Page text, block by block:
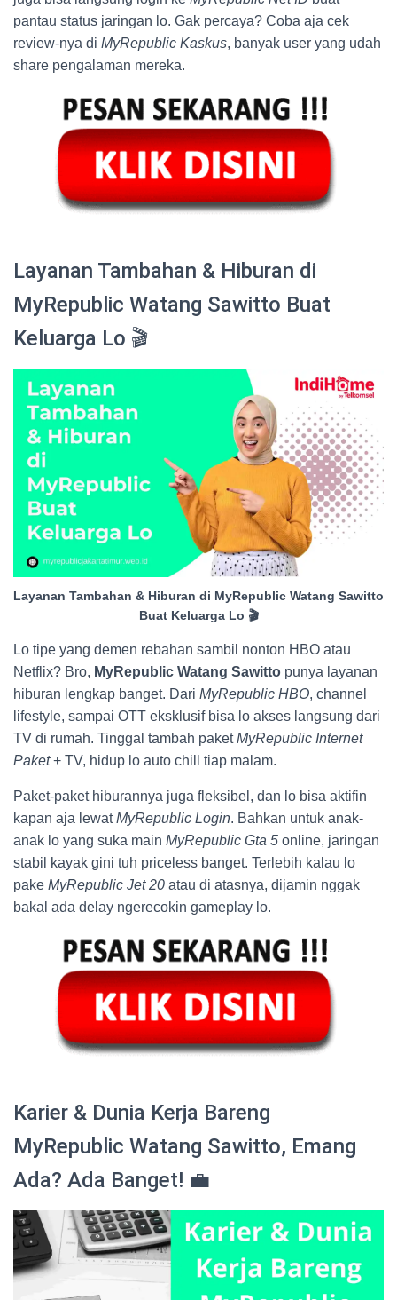
pantau status jaringan lo. Gak percaya? Coba aja cek
review-nya di MyRepublic Kaskus, banyak user yang udah
share pengalaman mereka.
Layanan Tambahan & Hiburan di
MyRepublic Watang Sawitto Buat
Keluarga Lo 🎬
Layanan Tambahan & Hiburan di MyRepublic Watang Sawitto
Buat Keluarga Lo 🎬
Lo tipe yang demen rebahan sambil nonton HBO atau
Netflix? Bro, MyRepublic Watang Sawitto punya layanan
hiburan lengkap banget. Dari MyRepublic HBO, channel
lifestyle, sampai OTT eksklusif bisa lo akses langsung dari
TV di rumah. Tinggal tambah paketMyRepublic Internet
Paket+ TV, hidup lo auto chill tiap malam.
Paket-paket hiburannya juga fleksibel, dan lo bisa aktifin
kapan aja lewatMyRepublic Login. Bahkan untuk anak-
anak lo yang suka main MyRepublic Gta 5 online, jaringan
stabil kayak gini tuh priceless banget. Terlebih kalau lo
pake MyRepublic Jet 20 atau di atasnya, dijamin nggak
bakal ada delay ngerecokin gameplay lo.
Karier & Dunia Kerja Bareng
MyRepublic Watang Sawitto, Emang
Ada? Ada Banget! 💼